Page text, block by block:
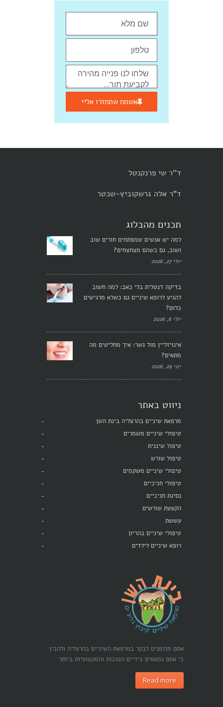
אשמח שתחזרו אליי
ד''ר שי פרנקנטל
ד"ר אלה גרשקוביץ-שכטר
תכנים מהבלוג
למה יש אנשים שמפתחים חורים שוב
ושוב, גם כשהם מצחצחים?
יולי 27, 2026
בדיקה דנטלית בלי כאב: למה חשוב
להגיע לרופא שיניים גם כשלא מרגישים
כלום?
יולי 6, 2026
אינויזליין מול גשר: איך מחליטים מה
מתאים?
יוני 29, 2026
ניווט באתר
מרפאת שיניים בהרצליה בינת השן
טיפולי שיניים משמרים
טיפול שיננית
טיפול שורש
טיפולי שיניים משקמים
טיפולי חניכיים
נסיגת חניכיים
הקצעת שורשים
עששת
טיפולי שיניים בהריון
רופא שיניים לילדים
אתם מוזמנים לבקר במרפאת השיניים בהרצליה ולהבין
כי אתם נמצאים בידיים הטובות והמקצועיות ביותר
Read more